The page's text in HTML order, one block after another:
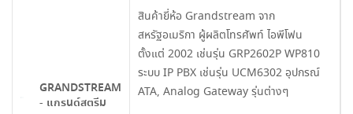
GRANDSTREAM
- แกรนด์สตรีม
สินค้ายี่ห้อ Grandstream จาก
สหรัฐอเมริกา ผู้ผลิตโทรศัพท์ ไอพีโฟน
ตั้งแต่ 2002 เช่นรุ่น GRP2602P WP810
ระบบ IP PBX เช่นรุ่น UCM6302 อุปกรณ์
ATA, Analog Gateway รุ่นต่างๆ